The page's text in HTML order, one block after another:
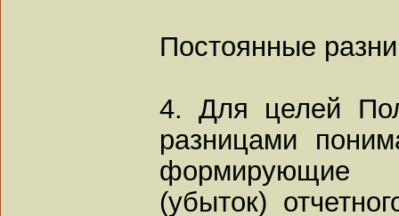
Постоянные
4. Для целей
разницами
формирующие
(убыток)